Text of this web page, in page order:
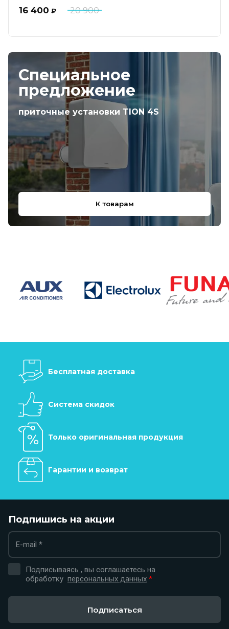
20 900
16 400 ₽
Специальное
предложение
приточные установки TION 4S
К товарам
Бесплатная доставка
Система скидок
Только оригинальная продукция
Гарантии и возврат
Подпишись на акции
Подписываясь , вы соглашаетесь на
обработку персональных данных *
Подписаться